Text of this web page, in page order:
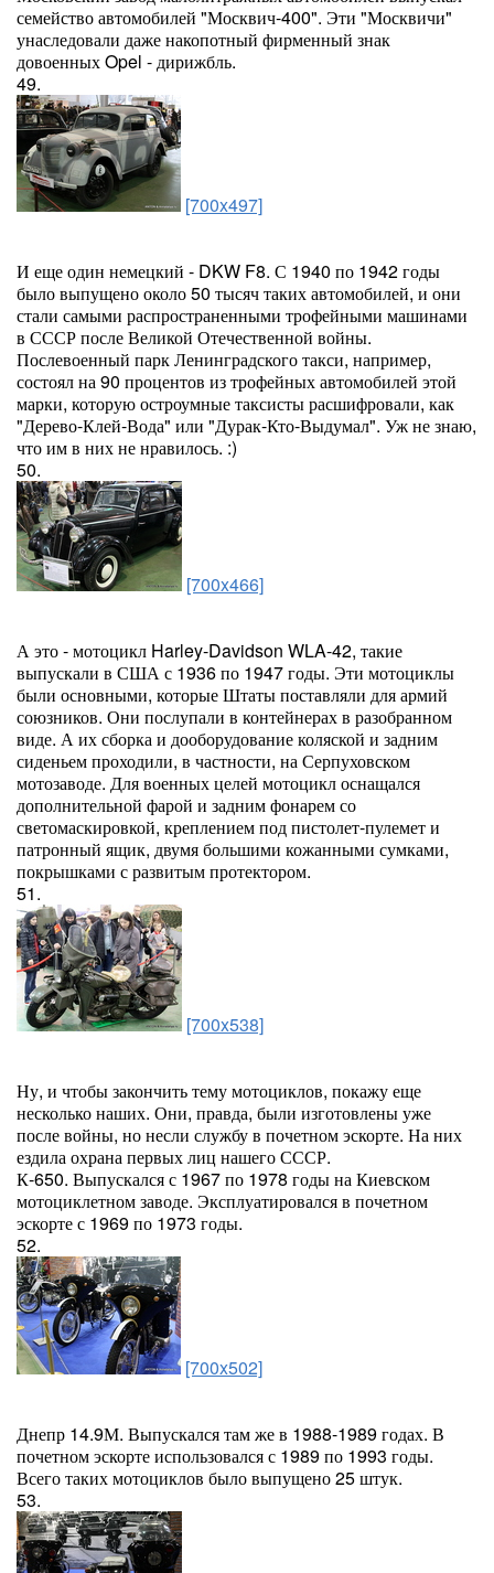
семейство автомобилей "Москвич-400". Эти "Москвичи"
унаследовали даже накопотный фирменный знак
довоенных Opel - дирижбль.
49.
[700x497]
И еще один немецкий - DKW F8. С 1940 по 1942 годы
было выпущено около 50 тысяч таких автомобилей, и они
стали самыми распространенными трофейными машинами
в СССР после Великой Отечественной войны.
Послевоенный парк Ленинградского такси, например,
состоял на 90 процентов из трофейных автомобилей этой
марки, которую остроумные таксисты расшифровали, как
"Дерево-Клей-Вода" или "Дурак-Кто-Выдумал". Уж не знаю,
что им в них не нравилось. :)
50.
[700x466]
А это - мотоцикл Harley-Davidson WLA-42, такие
выпускали в США с 1936 по 1947 годы. Эти мотоциклы
были основными, которые Штаты поставляли для армий
союзников. Они послупали в контейнерах в разобранном
виде. А их сборка и дооборудование коляской и задним
сиденьем проходили, в частности, на Серпуховском
мотозаводе. Для военных целей мотоцикл оснащался
дополнительной фарой и задним фонарем со
светомаскировкой, креплением под пистолет-пулемет и
патронный ящик, двумя большими кожанными сумками,
покрышками с развитым протектором.
51.
[700x538]
Ну, и чтобы закончить тему мотоциклов, покажу еще
несколько наших. Они, правда, были изготовлены уже
после войны, но несли службу в почетном эскорте. На них
ездила охрана первых лиц нашего СССР.
К-650. Выпускался с 1967 по 1978 годы на Киевском
мотоциклетном заводе. Эксплуатировался в почетном
эскорте с 1969 по 1973 годы.
52.
[700x502]
Днепр 14.9М. Выпускался там же в 1988-1989 годах. В
почетном эскорте использовался с 1989 по 1993 годы.
Всего таких мотоциклов было выпущено 25 штук.
53.